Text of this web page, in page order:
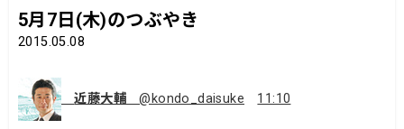
5月7日(木)のつぶやき
2015.05.08
近藤大輔 @kondo_daisuke 11:10